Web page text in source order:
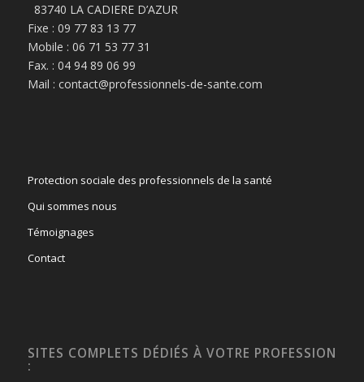
83740 LA CADIERE D’AZUR
Fixe : 09 77 83 13 77
Mobile : 06 71 53 77 31
Fax. : 04 94 89 06 99
Mail : contact@professionnels-de-sante.com
Protection sociale des professionnels de la santé
Qui sommes nous
Témoignages
Contact
SITES COMPLETS DÉDIÉS À VOTRE PROFESSION
: